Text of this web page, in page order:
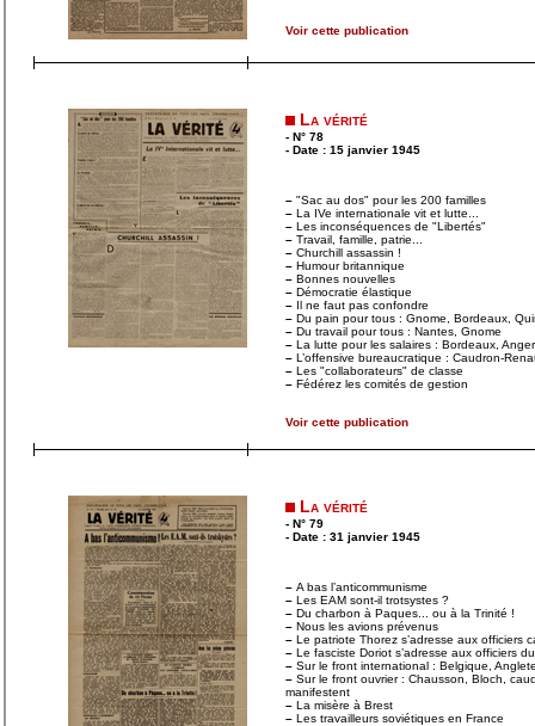
Voir cette publication
La vérité
- N° 78
- Date : 15 janvier 1945
– "Sac au dos" pour les 200 familles
– La IVe internationale vit et lutte...
– Les inconséquences de "Libertés"
– Travail, famille, patrie...
– Churchill assassin !
– Humour britannique
– Bonnes nouvelles
– Démocratie élastique
– Il ne faut pas confondre
– Du pain pour tous : Gnome, Bordeaux,
– Du travail pour tous : Nantes, Gnome
– La lutte pour les salaires : Bordeaux,
– L’offensive bureaucratique : Caudron-
– Les "collaborateurs" de classe
– Fédérez les comités de gestion
Voir cette publication
La vérité
- N° 79
- Date : 31 janvier 1945
– A bas l’anticommunisme
– Les EAM sont-il trotsystes ?
– Du charbon à Paques... ou à la Trinité !
– Nous les avions prévenus
– Le patriote Thorez s’adresse aux officiers
– Le fasciste Doriot s’adresse aux officiers
– Sur le front international : Belgique,
– Sur le front ouvrier : Chausson, Bloch,
manifestent
– La misère à Brest
– Les travailleurs soviétiques en France